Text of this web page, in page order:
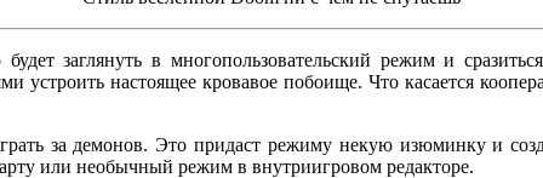
заглянуть в многопользовательский режим и
устроить настоящее кровавое побоище. Что касается
за демонов. Это придаст режиму некую изюминку и
или необычный режим в внутриигровом редакторе.